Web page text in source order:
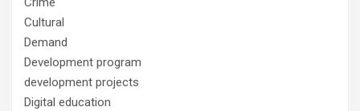
Cultural
Demand
Development program
development projects
Digital education